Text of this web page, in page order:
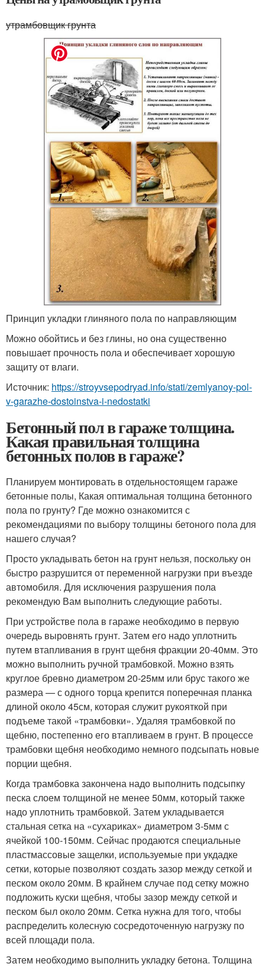
утрамбовщик грунта
Принцип укладки глиняного пола по направляющим
Можно обойтись и без глины, но она существенно
повышает прочность пола и обеспечивает хорошую
защиту от влаги.
Источник: https://stroyvsepodryad.info/stati/zemlyanoy-pol-
v-garazhe-dostoinstva-i-nedostatki
Бетонный пол в гараже толщина.
Какая правильная толщина
бетонных полов в гараже?
Планируем монтировать в отдельностоящем гараже
бетонные полы, Какая оптимальная толщина бетонного
пола по грунту? Где можно ознакомится с
рекомендациями по выбору толщины бетоного пола для
нашего случая?
Просто укладывать бетон на грунт нельзя, поскольку он
быстро разрушится от переменной нагрузки при въезде
автомобиля. Для исключения разрушения пола
рекомендую Вам выполнить следующие работы.
При устройстве пола в гараже необходимо в первую
очередь выровнять грунт. Затем его надо уплотнить
путем втапливания в грунт щебня фракции 20-40мм. Это
можно выполнить ручной трамбовкой. Можно взять
круглое бревно диаметром 20-25мм или брус такого же
размера — с одного торца крепится поперечная планка
длиной около 45см, которая служит рукояткой при
подъеме такой «трамбовки». Удаляя трамбовкой по
щебню, постепенно его втапливаем в грунт. В процессе
трамбовки щебня необходимо немного подсыпать новые
порции щебня.
Когда трамбовка закончена надо выполнить подсыпку
песка слоем толщиной не менее 50мм, который также
надо уплотнить трамбовкой. Затем укладывается
стальная сетка на «сухариках» диаметром 3-5мм с
ячейкой 100-150мм. Сейчас продаются специальные
пластмассовые защелки, используемые при укдадке
сетки, которые позволяют создать зазор между сеткой и
песком около 20мм. В крайнем случае под сетку можно
подложить куски щебня, чтобы зазор между сеткой и
песком был около 20мм. Сетка нужна для того, чтобы
распределить колесную сосредоточенную нагрузку по
всей площади пола.
Затем необходимо выполнить укладку бетона. Толщина